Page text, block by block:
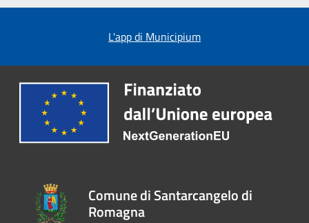
L'app di Municipium
Comune di Santarcangelo di
Romagna